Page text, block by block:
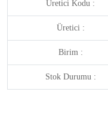
Üretici Kodu :
Üretici :
Birim :
Stok Durumu :